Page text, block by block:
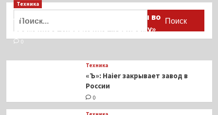
Apple
анонс
новинок:
нового?
Техника
Активы Ariston и Bosch переданы во
временное управление «Газпрому»
0
Техника
«Ъ»: Haier закрывает завод в
России
0